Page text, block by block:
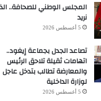
المجلس الوطني للصحافة..
نريد
5 أغسطس 2026
تصاعد الجدل بجماعة إيغود..
اتهامات ثقيلة تلاحق الرئيس
والمعارضة تطالب بتدخل عاجل
لوزارة الداخلية
5 أغسطس 2026